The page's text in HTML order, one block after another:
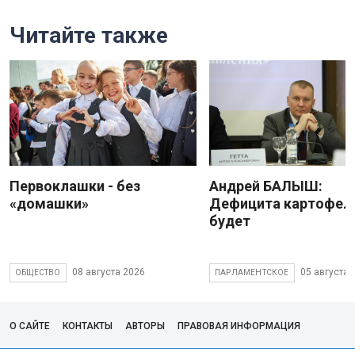
Читайте также
Первоклашки - без
«домашки»
ОБЩЕСТВО 08 августа 2026
Андрей БАЛЫШ:
Дефицита
будет
ПАРЛАМЕНТСКОЕ 05 августа
О САЙТЕ КОНТАКТЫ АВТОРЫ ПРАВОВАЯ ИНФОРМАЦИЯ